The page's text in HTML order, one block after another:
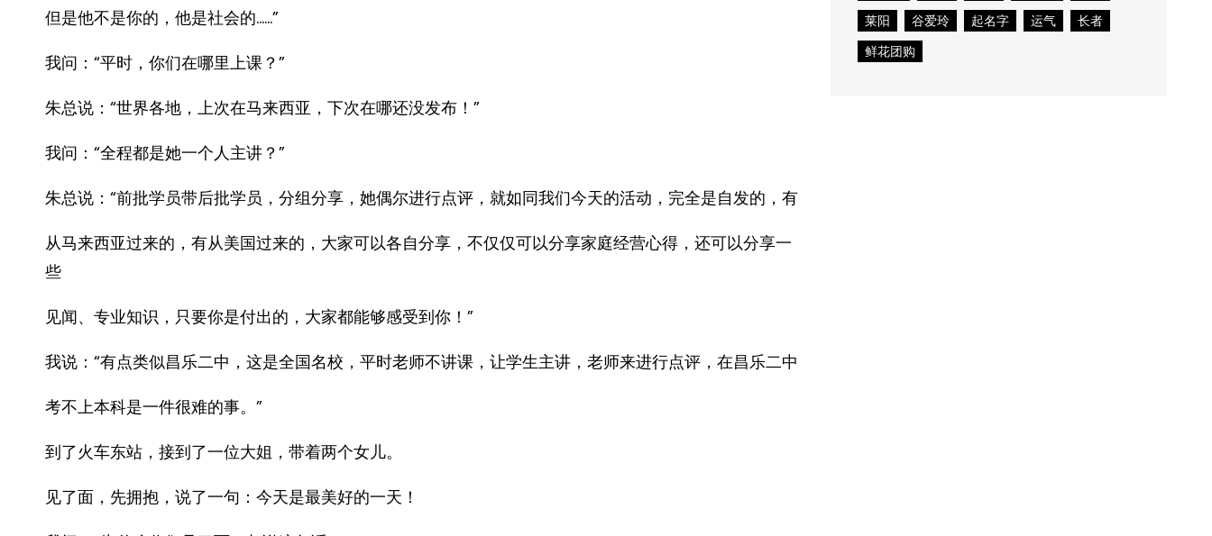
但是他不是你的，他是社会的……”
我问：“平时，你们在哪里上课？”
朱总说：“世界各地，上次在马来西亚，下次在哪还没发布！”
我问：“全程都是她一个人主讲？”
朱总说：“前批学员带后批学员，分组分享，她偶尔进行点评，就如同我们今天的活动，完全是自发的，有
从马来西亚过来的，有从美国过来的，大家可以各自分享，不仅仅可以分享家庭经营心得，还可以分享一
些
见闻、专业知识，只要你是付出的，大家都能够感受到你！”
我说：“有点类似昌乐二中，这是全国名校，平时老师不讲课，让学生主讲，老师来进行点评，在昌乐二中
考不上本科是一件很难的事。”
到了火车东站，接到了一位大姐，带着两个女儿。
见了面，先拥抱，说了一句：今天是最美好的一天！
莱阳
谷爱玲 起名字 运气
长者
鲜花团购